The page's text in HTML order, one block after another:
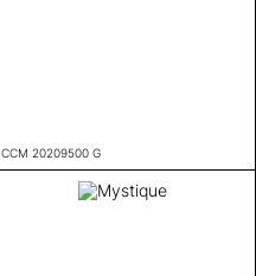
CCM 20209500 G